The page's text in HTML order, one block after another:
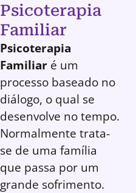
Psicoterapia
Familiar
Psicoterapia
Familiar é um
processo baseado no
diálogo, o qual se
desenvolve no tempo.
Normalmente trata-
se de uma família
que passa por um
grande sofrimento.